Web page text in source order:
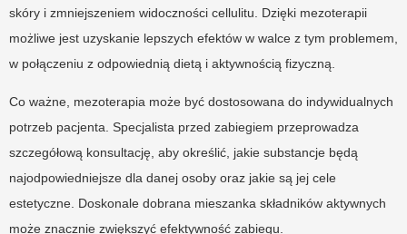
skóry i zmniejszeniem widoczności cellulitu. Dzięki mezoterapii
możliwe jest uzyskanie lepszych efektów w walce z tym problemem,
w połączeniu z odpowiednią dietą i aktywnością fizyczną.
Co ważne, mezoterapia może być dostosowana do indywidualnych
potrzeb pacjenta. Specjalista przed zabiegiem przeprowadza
szczegółową konsultację, aby określić, jakie substancje będą
najodpowiedniejsze dla danej osoby oraz jakie są jej cele
estetyczne. Doskonale dobrana mieszanka składników aktywnych
może znacznie zwiększyć efektywność zabiegu.